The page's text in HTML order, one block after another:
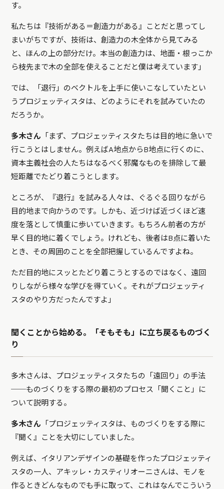
す。
私たちは『技術がある＝創造力がある』ことだと思ってし
まいがちですが、技術は、創造力の木全体から見てみる
と、ほんの上の部分だけ。本当の創造力は、地面・根っこか
ら枝先まで木の全部を使えることだと僕は考えています」
では、「退行」のベクトルを上手に使いこなしていたとい
うプロジェッティスタは、どのようにそれを試みていたの
だろうか。
多木さん 「まず、プロジェッティスタたちは目的地に急いで
行こうとはしません。例えばA地点からB地点に行くのに、
資本主義社会の人たちはなるべく邪魔なものを排除して最
短距離でたどり着こうとします。
ところが、『退行』を試みる人々は、ぐるぐる回りながら
目的地まで向かうのです。しかも、近づけば近づくほど速
度を落として慎重に歩いていきます。もちろん前者の方が
早く目的地に着くでしょう。けれども、後者はB点に着いた
とき、その周囲のことを全部把握しているんですよね。
ただ目的地にスッとたどり着こうとするのではなく、遠回
りしながら様々な学びを得ていく。それがプロジェッティ
スタのやり方だったんですよ」
聞くことから始める。「そもそも」に立ち戻るものづく
り
多木さんは、プロジェッティスタたちの「遠回り」の手法
──ものづくりをする際の最初のプロセス「聞くこと」に
ついて説明する。
多木さん 「プロジェッティスタは、ものづくりをする際に
『聞く』ことを大切にしていました。
例えば、イタリアンデザインの基礎を作ったプロジェッティ
スタの一人、アキッレ・カスティリオーニさんは、モノを
作るときどんなものでも手に取って、これはなんでこういう